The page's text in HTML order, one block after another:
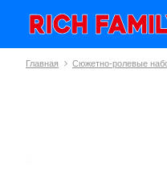
Главная Сюжетно-ролевые